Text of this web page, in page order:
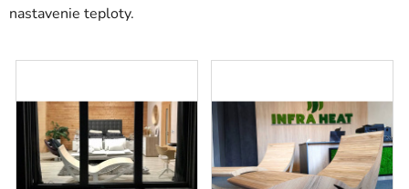
nastavenie teploty.